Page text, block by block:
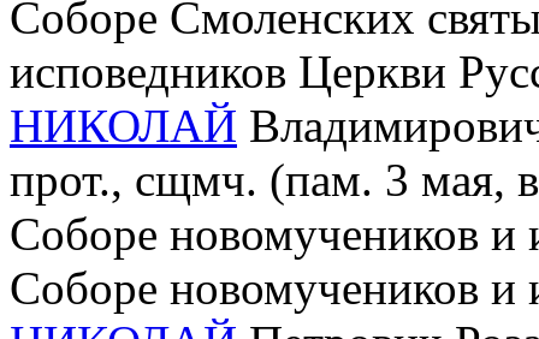
Соборе Смоленских
исповедников Церкви
НИКОЛАЙ
прот., сщмч. (пам. 3 мая,
Соборе новомучеников и
Соборе новомучеников и